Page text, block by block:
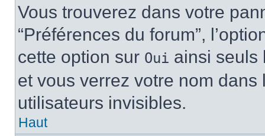
Vous trouverez dans votre
“Préférences du forum”,
cette option sur Oui ainsi seuls
et vous verrez votre nom
utilisateurs invisibles.
Haut